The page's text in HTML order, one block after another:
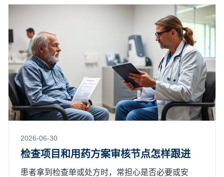
2026-06-30
检查项目和用药方案审核节点怎样跟进
患者拿到检查单或处方时，常担心是否必要或安